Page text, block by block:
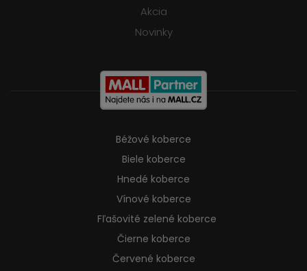
Akcia
Novinky
Béžové koberce
Biele koberce
Hnedé koberce
Vínové koberce
Fľašovité zelené koberce
Čierne koberce
Červené koberce